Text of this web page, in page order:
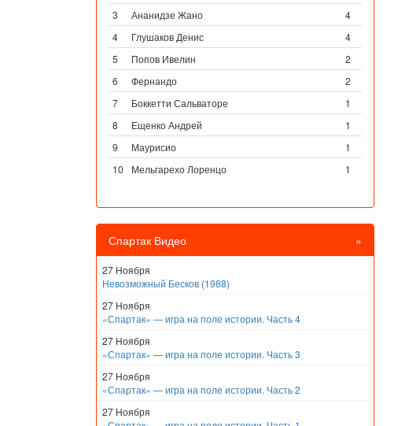
3
Ананидзе Жано
4
4
Глушаков Денис
4
5
Попов Ивелин
2
6
Фернандо
2
7
Боккетти Сальваторе
1
8
Ещенко Андрей
1
9
Маурисио
1
10
Мельгарехо Лоренцо 1
Спартак Видео »
27 Ноября
Невозможный Бесков (1988)
27 Ноября
«Спартак» — игра на поле истории. Часть 4
27 Ноября
«Спартак» — игра на поле истории. Часть 3
27 Ноября
«Спартак» — игра на поле истории. Часть 2
27 Ноября